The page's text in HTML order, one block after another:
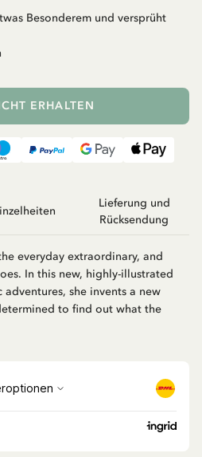
Besonderem und versprüht
ERHALTEN
Lieferung und
Rücksendung
everyday extraordinary, and
In this new, highly-illustrated
she invents a new
to find out what the